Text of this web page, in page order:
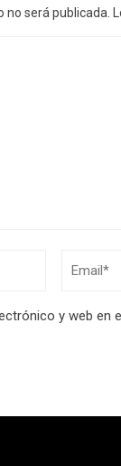
no será publicada.
y web en